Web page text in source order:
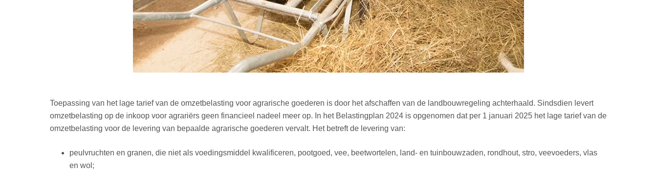
Toepassing van het lage tarief van de omzetbelasting voor agrarische goederen is door het afschaffen van de landbouwregeling achterhaald. Sindsdien levert
omzetbelasting op de inkoop voor agrariërs geen financieel nadeel meer op. In het Belastingplan 2024 is opgenomen dat per 1 januari 2025 het lage tarief van de
omzetbelasting voor de levering van bepaalde agrarische goederen vervalt. Het betreft de levering van:
peulvruchten en granen, die niet als voedingsmiddel kwalificeren, pootgoed, vee, beetwortelen, land- en tuinbouwzaden, rondhout, stro, veevoeders, vlas
en wol;